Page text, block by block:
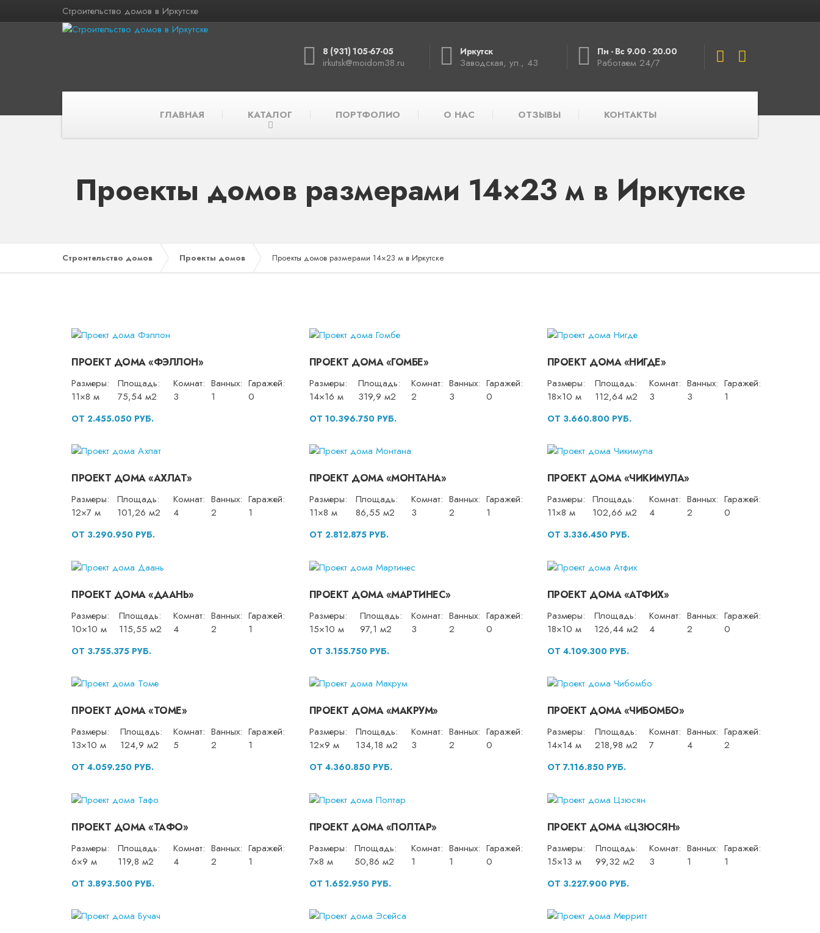
Строительство домов в Иркутске
8 (931) 105-67-05
irkutsk@moidom38.ru
Иркутск
Заводская, ул., 43
Пн - Вс 9.00 - 20.00
Работаем 24/7
ГЛАВНАЯ КАТАЛОГ ПОРТФОЛИО О НАС ОТЗЫВЫ КОНТАКТЫ
Проекты домов размерами 14×23 м в Иркутске
Строительство домов Проекты домов Проекты домов размерами 14×23 м в Иркутске
ПРОЕКТ ДОМА «ФЭЛЛОН»
Размеры:
11×8 м
Площадь:
75,54 м2
Комнат:
3
Ванных:
1
Гаражей:
0
ОТ 2.455.050 РУБ.
ПРОЕКТ ДОМА «ГОМБЕ»
Размеры:
14×16 м
Площадь:
319,9 м2
Комнат:
2
Ванных:
3
Гаражей:
0
ОТ 10.396.750 РУБ.
ПРОЕКТ ДОМА «НИГДЕ»
Размеры:
18×10 м
Площадь:
112,64 м2
Комнат:
3
Ванных:
3
Гаражей:
1
ОТ 3.660.800 РУБ.
ПРОЕКТ ДОМА «АХЛАТ»
Размеры:
12×7 м
Площадь:
101,26 м2
Комнат:
4
Ванных:
2
Гаражей:
1
ОТ 3.290.950 РУБ.
ПРОЕКТ ДОМА «МОНТАНА»
Размеры:
11×8 м
Площадь:
86,55 м2
Комнат:
3
Ванных:
2
Гаражей:
1
ОТ 2.812.875 РУБ.
ПРОЕКТ ДОМА «ЧИКИМУЛА»
Размеры:
11×8 м
Площадь:
102,66 м2
Комнат:
4
Ванных:
2
Гаражей:
0
ОТ 3.336.450 РУБ.
ПРОЕКТ ДОМА «ДААНЬ»
Размеры:
10×10 м
Площадь:
115,55 м2
Комнат:
4
Ванных:
2
Гаражей:
1
ОТ 3.755.375 РУБ.
ПРОЕКТ ДОМА «МАРТИНЕС»
Размеры:
15×10 м
Площадь:
97,1 м2
Комнат:
3
Ванных:
2
Гаражей:
0
ОТ 3.155.750 РУБ.
ПРОЕКТ ДОМА «АТФИХ»
Размеры:
18×10 м
Площадь:
126,44 м2
Комнат:
4
Ванных:
2
Гаражей:
0
ОТ 4.109.300 РУБ.
ПРОЕКТ ДОМА «ТОМЕ»
Размеры:
13×10 м
Площадь:
124,9 м2
Комнат:
5
Ванных:
2
Гаражей:
1
ОТ 4.059.250 РУБ.
ПРОЕКТ ДОМА «МАКРУМ»
Размеры:
12×9 м
Площадь:
134,18 м2
Комнат:
3
Ванных:
2
Гаражей:
0
ОТ 4.360.850 РУБ.
ПРОЕКТ ДОМА «ЧИБОМБО»
Размеры:
14×14 м
Площадь:
218,98 м2
Комнат:
7
Ванных:
4
Гаражей:
2
ОТ 7.116.850 РУБ.
ПРОЕКТ ДОМА «ТАФО»
Размеры:
6×9 м
Площадь:
119,8 м2
Комнат:
4
Ванных:
2
Гаражей:
1
ОТ 3.893.500 РУБ.
ПРОЕКТ ДОМА «ПОЛТАР»
Размеры:
7×8 м
Площадь:
50,86 м2
Комнат:
1
Ванных:
1
Гаражей:
0
ОТ 1.652.950 РУБ.
ПРОЕКТ ДОМА «ЦЗЮСЯН»
Размеры:
15×13 м
Площадь:
99,32 м2
Комнат:
3
Ванных:
1
Гаражей:
1
ОТ 3.227.900 РУБ.